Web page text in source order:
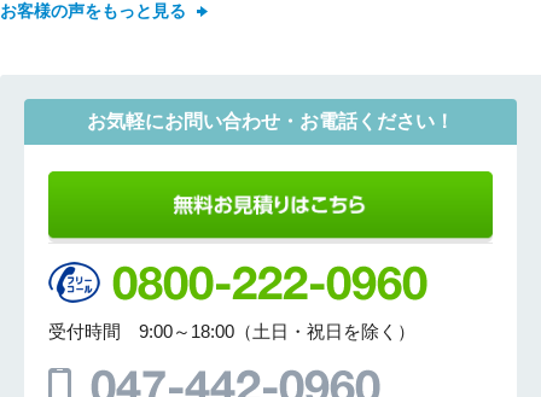
べてのお客様にご満足頂けるよう、迅速
は快適にご使用頂けてますでしょうか？
弊社ではお取り付けしたエアコンのアフ
承っております。今後お使い頂く中で何
対応させて頂きます。今後ともエアコン
お客様の声をもっと見る
お気軽にお問い合わせ・お電話ください！
受付時間 9:00～18:00（土日・祝日を除く）